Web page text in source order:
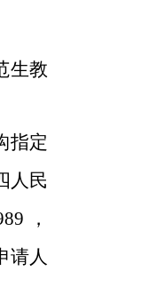
生教
指定
人民
，
请人